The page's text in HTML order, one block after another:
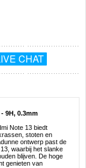
CHAT
9H, 0.3mm
Note 13 biedt
stoten en
ontwerp past de
waarbij het slanke
blijven. De hoge
genieten van